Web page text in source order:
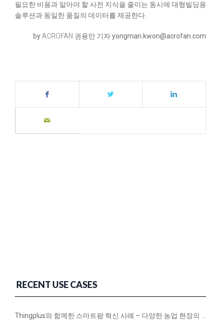
필요한 비용과 알아야 할 사전 지식을 줄이는 동시에 대형빌딩용
솔루션과 동일한 품질의 데이터를 제공한다.
by ACROFAN 권용만 기자 yongman.kwon@acrofan.com
RECENT USE CASES